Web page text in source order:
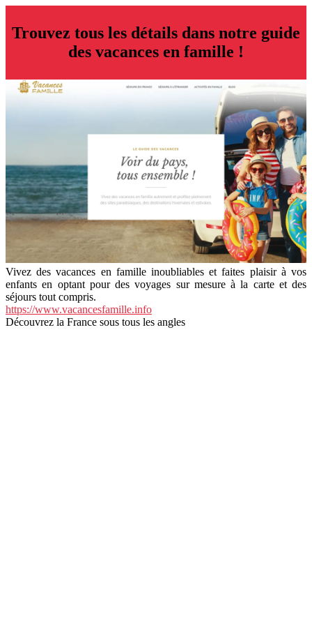
Trouvez tous les détails dans notre guide
des vacances en famille !
Vivez des vacances en famille inoubliables et faites plaisir à vos
enfants en optant pour des voyages sur mesure à la carte et des
séjours tout compris.
https://www.vacancesfamille.info
Découvrez la France sous tous les angles